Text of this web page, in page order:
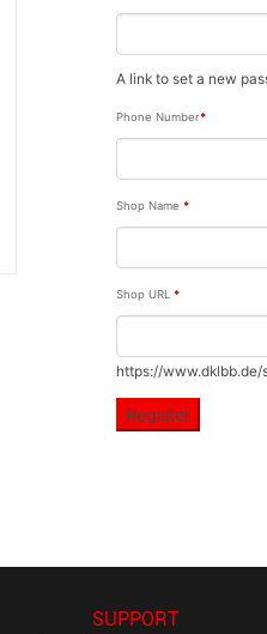
A link to set a new
Phone Number*
Shop Name *
Shop URL *
https://www.dklbb.de/
SUPPORT